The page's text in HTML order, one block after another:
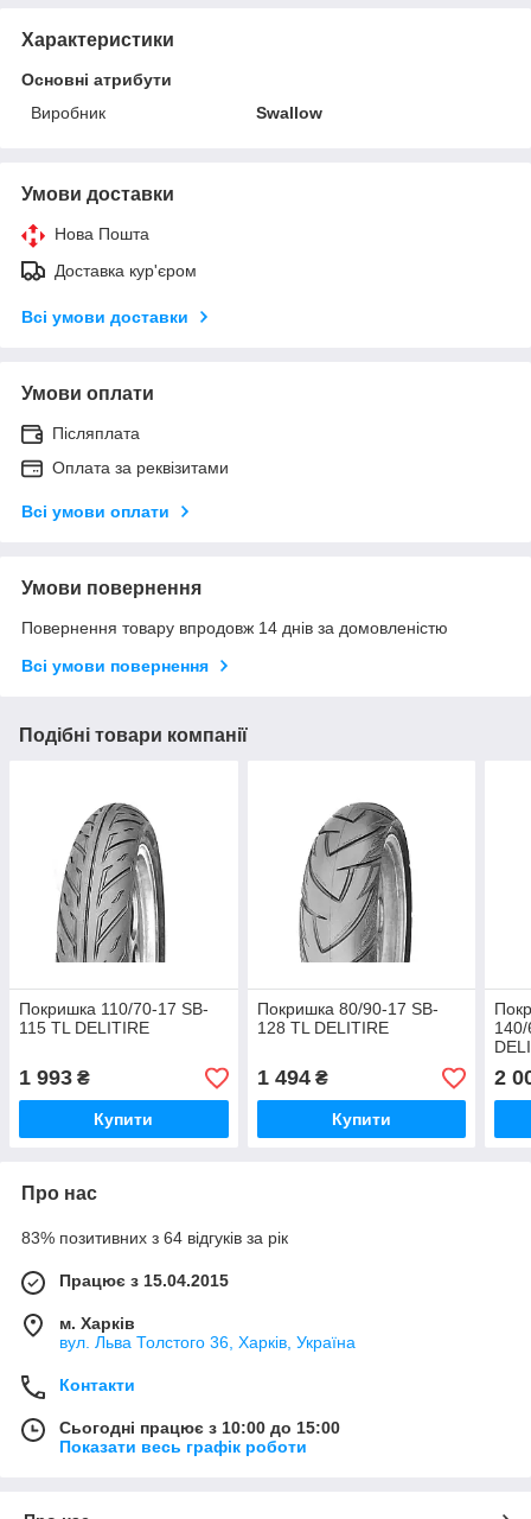
Характеристики
Основні атрибути
Виробник
Swallow
Умови доставки
Нова Пошта
Доставка кур'єром
Всі умови доставки
Умови оплати
Післяплата
Оплата за реквізитами
Всі умови оплати
Умови повернення
Повернення товару впродовж 14 днів за домовленістю
Всі умови повернення
Подібні товари компанії
Покришка 110/70-17 SB-
115 TL DELITIRE
1 993 ₴
Купити
Покришка 80/90-17 SB-
128 TL DELITIRE
1 494₴
Купити
2
Про нас
83% позитивних з 64 відгуків за рік
Працює з 15.04.2015
м. Харків
вул. Льва Толстого 36, Харків, Україна
Контакти
Сьогодні працює з 10:00 до 15:00
Показати весь графік роботи